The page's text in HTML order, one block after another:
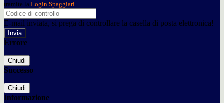
tramite la Login Spaggiari
E-mail inviata, si prega di controllare la casella di posta elettronica!
Errore
Chiudi
Successo
Chiudi
Informazione